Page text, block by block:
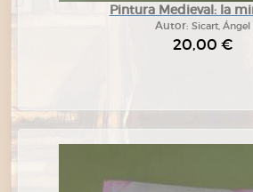
Pintura Medieval: la
Autor: Sicart, Ángel
20,00 €